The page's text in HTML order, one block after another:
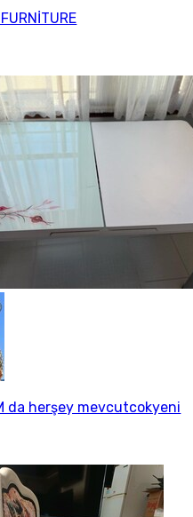
da herşey mevcutcokyeni